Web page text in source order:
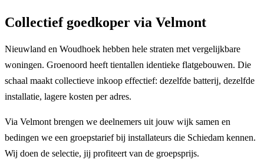
Collectief goedkoper via Velmont
Nieuwland en Woudhoek hebben hele straten met vergelijkbare
woningen. Groenoord heeft tientallen identieke flatgebouwen. Die
schaal maakt collectieve inkoop effectief: dezelfde batterij, dezelfde
installatie, lagere kosten per adres.
Via Velmont brengen we deelnemers uit jouw wijk samen en
bedingen we een groepstarief bij installateurs die Schiedam kennen.
Wij doen de selectie, jij profiteert van de groepsprijs.